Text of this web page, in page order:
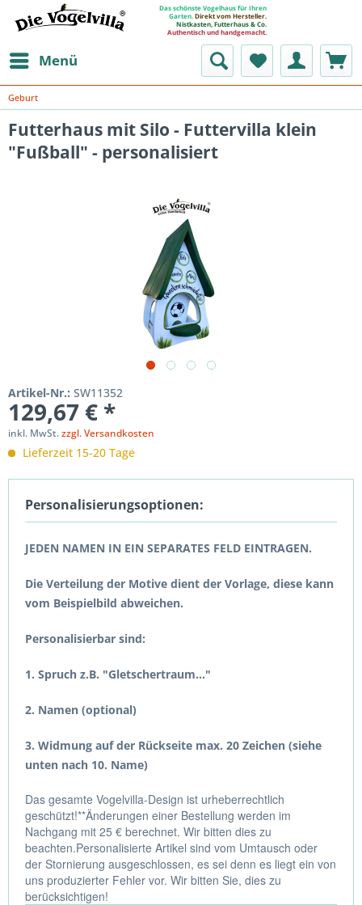
Das schönste Vogelhaus für Ihren
Garten. Direkt vom Hersteller.
Nistkasten, Futterhaus & Co.
Authentisch und handgemacht.
Menü
Geburt
Futterhaus mit Silo - Futtervilla klein
"Fußball" - personalisiert
Artikel-Nr.: SW11352
129,67 € *
inkl. MwSt.zzgl. Versandkosten
Lieferzeit 15-20 Tage
Personalisierungsoptionen:
JEDEN NAMEN IN EIN SEPARATES FELD EINTRAGEN.
Die Verteilung der Motive dient der Vorlage, diese kann
vom Beispielbild abweichen.
Personalisierbar sind:
1. Spruch z.B. "Gletschertraum..."
2. Namen (optional)
3. Widmung auf der Rückseite max. 20 Zeichen (siehe
unten nach 10. Name)
Das gesamte Vogelvilla-Design ist urheberrechtlich
geschützt!**Änderungen einer Bestellung werden im
Nachgang mit 25 € berechnet. Wir bitten dies zu
beachten.Personalisierte Artikel sind vom Umtausch oder
der Stornierung ausgeschlossen, es sei denn es liegt ein von
uns produzierter Fehler vor. Wir bitten Sie, dies zu
berücksichtigen!